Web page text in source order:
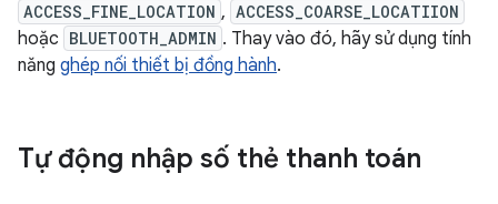
ACCESS_FINE_LOCATION , ACCESS_COARSE_LOCATIION
hoặc BLUETOOTH_ADMIN . Thay vào đó, hãy sử dụng tính
năng ghép nối thiết bị đồng hành.
Tự động nhập số thẻ thanh toán